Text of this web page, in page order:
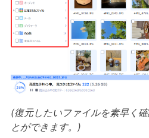
(復元したいファイルを素早く
とができます。)